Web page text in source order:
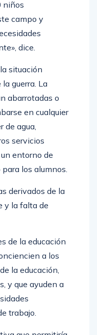
niños
campo y
dice.
situación
guerra. La
abarrotadas o
en cualquier
de agua,
servicios
entorno de
los alumnos.
derivados de la
y la falta de
de la educación
a los
la educación,
y que ayuden a
trabajo.